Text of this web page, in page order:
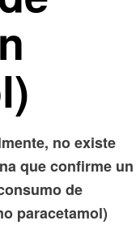
no existe
que confirme un
de
paracetamol)